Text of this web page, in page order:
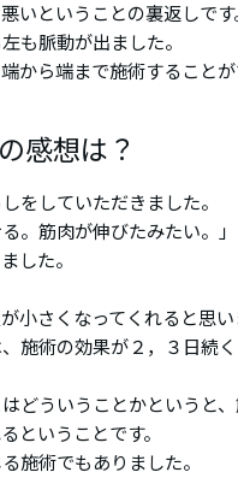
いということの裏返しです
も脈動が出ました。
から端まで施術すること
感想は？
をしていただきました。
。筋肉が伸びたみたい。」
した。
小さくなってくれると思い
施術の効果が２，３日続
はどういうことかというと
ということです。
施術でもありました。